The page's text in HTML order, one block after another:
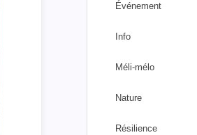
Événement
Info
Méli-mélo
Nature
Résilience